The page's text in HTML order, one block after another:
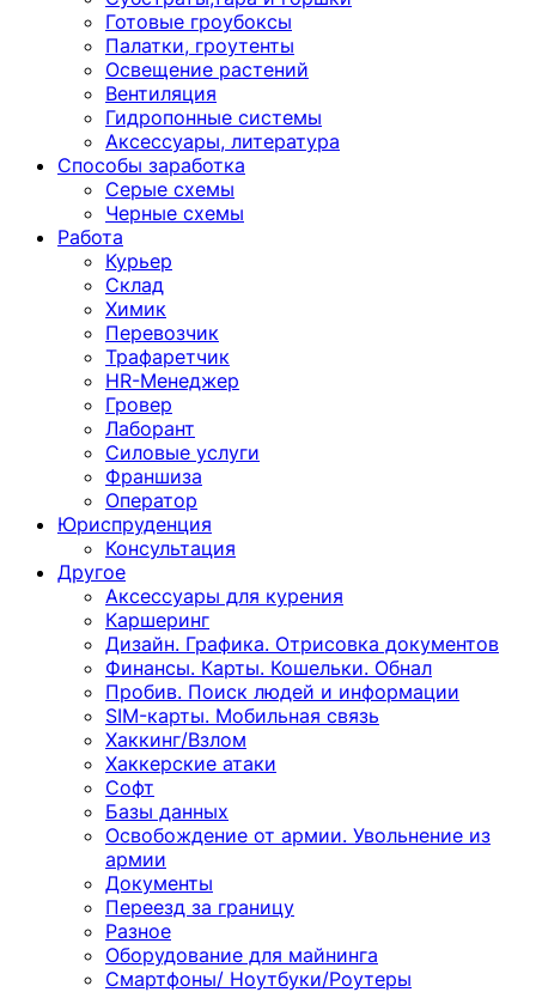
Готовые гроубоксы
Палатки, гроутенты
Освещение растений
Вентиляция
Гидропонные системы
Аксессуары, литература
Способы заработка
Серые схемы
Черные схемы
Работа
Курьер
Склад
Химик
Перевозчик
Трафаретчик
HR-Менеджер
Гровер
Лаборант
Силовые услуги
Франшиза
Оператор
Юриспруденция
Консультация
Другoе
Аксессуары для курения
Каршеринг
Дизайн. Графика. Отрисовка документов
Финансы. Карты. Кошельки. Обнал
Пробив. Поиск людей и информации
SIM-карты. Мобильная связь
Хаккинг/Взлом
Хаккерские атаки
Софт
Базы данных
Освобождение от армии. Увольнение из
армии
Документы
Переезд за границу
Разное
Оборудование для майнинга
Смартфоны/ Ноутбуки/Роутеры